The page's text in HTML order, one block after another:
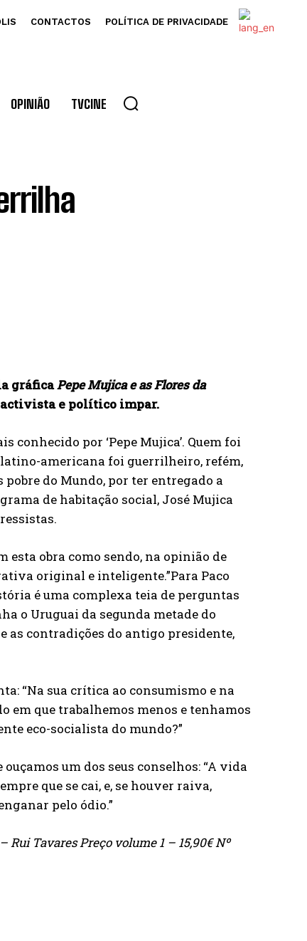
CONTACTOS POLÍTICA DE PRIVACIDADE
OPINIÃO TVCINE
gráficaPepe Mujica e as Flores da
activista e político impar.
conhecido por ‘Pepe Mujica’. Quem foi
latino-americana foi guerrilheiro, refém,
do Mundo, por ter entregado a
de habitação social, José Mujica
obra como sendo, na opinião de
original e inteligente.”Para Paco
é uma complexa teia de perguntas
o Uruguai da segunda metade do
as contradições do antigo presidente,
“Na sua crítica ao consumismo e na
em que trabalhemos menos e tenhamos
eco-socialista do mundo?”
um dos seus conselhos: “A vida
que se cai, e, se houver raiva,
pelo ódio.”
Rui Tavares Preço volume 1 – 15,90€ Nº